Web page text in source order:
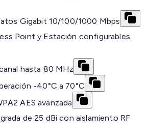
Gigabit 10/100/1000 Mbps
Point y Estación configurables
hasta 80 MHz
-40°C a 70°C
AES avanzada
de 25 dBi con aislamiento RF